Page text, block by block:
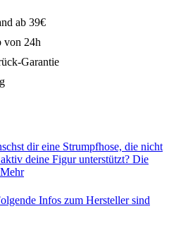
ab 39€
von 24h
Garantie
dir eine Strumpfhose, die nicht
deine Figur unterstützt? Die
Mehr
Infos zum Hersteller sind